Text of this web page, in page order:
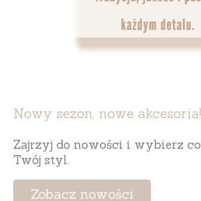
Nowy sezon, nowe akcesoria!
Zajrzyj do nowości i wybierz
Twój styl.
Zobacz nowości